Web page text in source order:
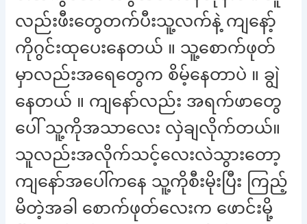
လည်းဖီးတွေတက်ပီးသူ့လက်နဲ့ ကျနော့်
ကိုဂွင်းထုပေးနေတယ် ။ သူ့စောက်ဖုတ်
မှာလည်းအရေတွေက စိမ့်နေတာပဲ ။ ချွဲ
နေတယ် ။ ကျနော်လည်း အရက်ဖာတွေ
ပေါ် သူ့ကိုအသာလေး လှဲချလိုက်တယ်။
သူလည်းအလိုက်သင့်လေးလဲသွားတော့
ကျနော်အပေါ်ကနေ သူ့ကိုစီးမိုးပြီး ကြည့်
မိတဲ့အခါ စောက်ဖုတ်လေးက ဖောင်းမို့